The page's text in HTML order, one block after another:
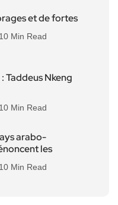
et de fortes
10 Min Read
Taddeus Nkeng
10 Min Read
arabo-
les
10 Min Read